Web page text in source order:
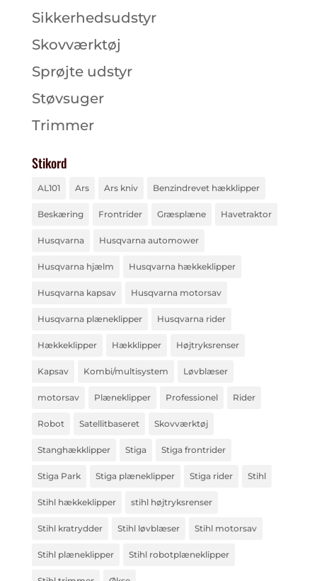
Sikkerhedsudstyr
Skovværktøj
Sprøjte udstyr
Støvsuger
Trimmer
Stikord
AL101 Ars Ars kniv Benzindrevet hækklipper
Beskæring Frontrider Græsplæne Havetraktor
Husqvarna Husqvarna automower
Husqvarna hjælm Husqvarna hækkeklipper
Husqvarna kapsav Husqvarna motorsav
Husqvarna plæneklipper Husqvarna rider
Hækkeklipper Hækklipper Højtryksrenser
Kapsav Kombi/multisystem Løvblæser
motorsav Plæneklipper Professionel Rider
Robot Satellitbaseret Skovværktøj
Stanghækklipper Stiga Stiga frontrider
Stiga Park Stiga plæneklipper Stiga rider Stihl
Stihl hækkeklipper stihl højtryksrenser
Stihl kratrydder Stihl løvblæser Stihl motorsav
Stihl plæneklipper Stihl robotplæneklipper